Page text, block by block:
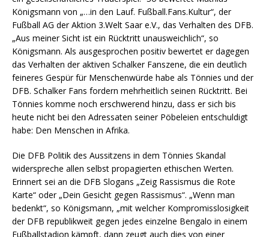
Königsmann von „…in den Lauf. Fußball.Fans.Kultur“, der
Fußball AG der Aktion 3.Welt Saar e.V., das Verhalten des DFB.
„Aus meiner Sicht ist ein Rücktritt unausweichlich“, so
Königsmann. Als ausgesprochen positiv bewertet er dagegen
das Verhalten der aktiven Schalker Fanszene, die ein deutlich
feineres Gespür für Menschenwürde habe als Tönnies und der
DFB. Schalker Fans fordern mehrheitlich seinen Rücktritt. Bei
Tönnies komme noch erschwerend hinzu, dass er sich bis
heute nicht bei den Adressaten seiner Pöbeleien entschuldigt
habe: Den Menschen in Afrika.
Die DFB Politik des Aussitzens in dem Tönnies Skandal
widerspreche allen selbst propagierten ethischen Werten.
Erinnert sei an die DFB Slogans „Zeig Rassismus die Rote
Karte“ oder „Dein Gesicht gegen Rassismus“. „Wenn man
bedenkt“, so Königsmann, „mit welcher Kompromisslosigkeit
der DFB republikweit gegen jedes einzelne Bengalo in einem
Fußballstadion kämpft, dann zeugt auch dies von einer